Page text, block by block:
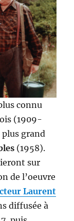
connu
(1909-
plus grand
(1958).
sur
de l’oeuvre
Laurent
diffusée à